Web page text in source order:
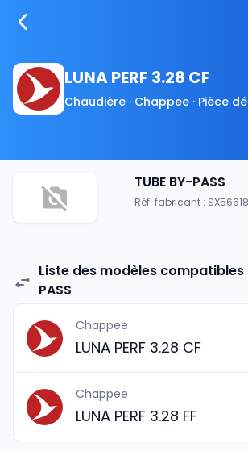
LUNA PERF 3.28 CF
Chaudière · Chappee · Pièce
TUBE BY-PASS
Réf. fabricant :
Liste des modèles compatibles
PASS
Chappee
LUNA PERF 3.28 CF
Chappee
LUNA PERF 3.28 FF